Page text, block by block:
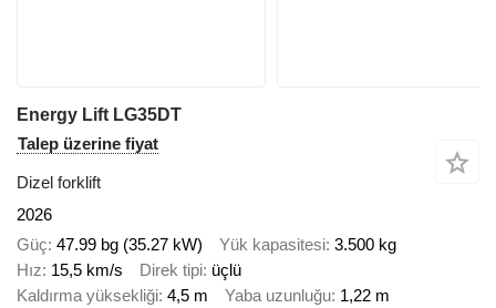
Energy Lift LG35DT
Talep üzerine fiyat
Dizel forklift
2026
Güç 47.99 bg (35.27 kW) Yük kapasitesi 3.500 kg
Hız 15,5 km/s Direk tipi üçlü
Kaldırma yüksekliği 4,5 m Yaba uzunluğu 1,22 m